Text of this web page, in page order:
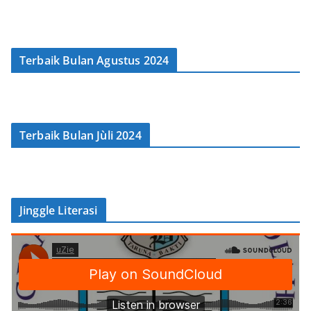
Terbaik Bulan Agustus 2024
Terbaik Bulan Jùli 2024
Jinggle Literasi